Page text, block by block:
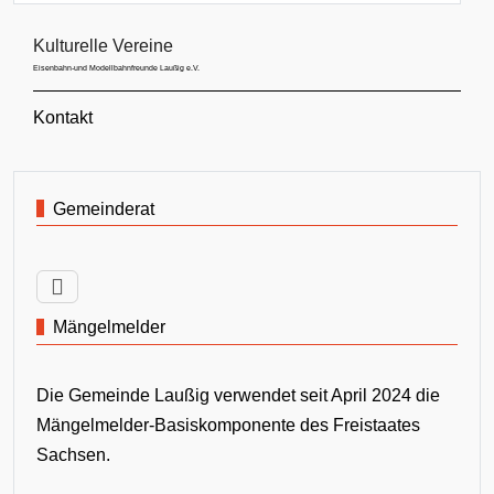
Kulturelle Vereine
Eisenbahn-und Modellbahnfreunde Laußig e.V.
Kontakt
Gemeinderat
Mängelmelder
Die Gemeinde Laußig verwendet seit April 2024 die
Mängelmelder-Basiskomponente des Freistaates
Sachsen.